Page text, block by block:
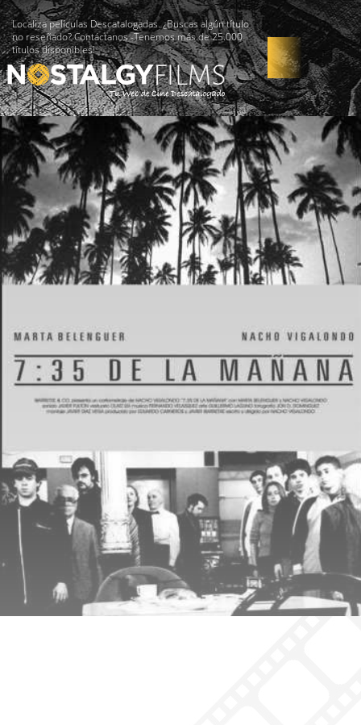
Localiza películas Descatalogadas. ¿Buscas algún título
no reseñado? Contáctanos -Tenemos más de 25.000
títulos disponibles!